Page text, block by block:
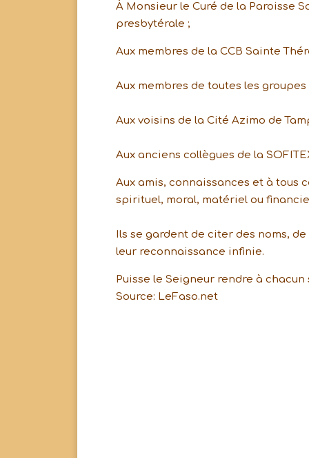
À Monsieur le Curé de la Paroisse
presbytérale ;
Aux membres de la CCB Sainte
Aux membres de toutes les
Aux voisins de la Cité Azimo de
Aux anciens collègues de la
Aux amis, connaissances et à tous
spirituel, moral, matériel ou
Ils se gardent de citer des noms,
leur reconnaissance infinie.
Puisse le Seigneur rendre à
Source: LeFaso.net